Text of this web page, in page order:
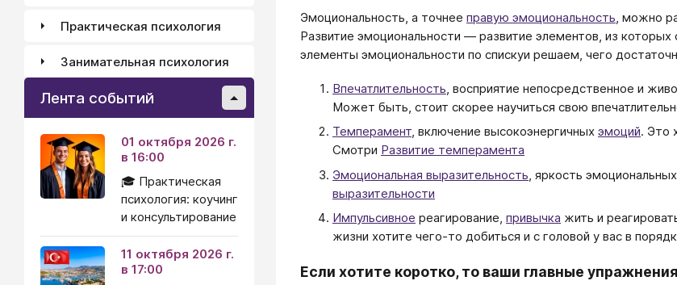
​​​​Эмоциональность, а точнее правую эмоциональность, можно
Развитие эмоциональности — развитие элементов, из
элементы эмоциональности по спискуи решаем, чего
Впечатлительность , восприятие непосредственное и
Может быть, стоит скорее научиться свою
Темперамент, включение высокоэнергичных эмоций. Это
Смотри Развитие темперамента
Эмоциональная выразительность , яркость
выразительности
Импульсивное реагирование, привычка жить и
жизни хотите чего-то добиться и с головой у вас в
Если хотите коротко, то ваши главные
Практическая психология
Занимательная психология
Лента событий
01 октября 2026 г.
в 16:00
🎓 Практическая
психология: коучинг
и консультирование
11 октября 2026 г.
в 17:00